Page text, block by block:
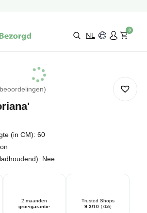
zelf je
bezorgmoment & locatie NL
0
beoordelingen
(in CM): 60
Nee
2 maanden
groeigarantie
Trusted Shops
9.3/10 (7128)